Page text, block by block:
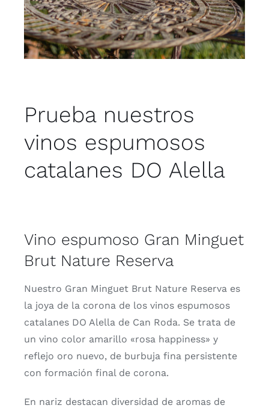
Prueba nuestros
vinos espumosos
catalanes DO Alella
Vino espumoso Gran Minguet
Brut Nature Reserva
Nuestro Gran Minguet Brut Nature Reserva es
la joya de la corona de los vinos espumosos
catalanes DO Alella de Can Roda. Se trata de
un vino color amarillo «rosa happiness» y
reflejo oro nuevo, de burbuja fina persistente
con formación final de corona.
En nariz destacan diversidad de aromas de